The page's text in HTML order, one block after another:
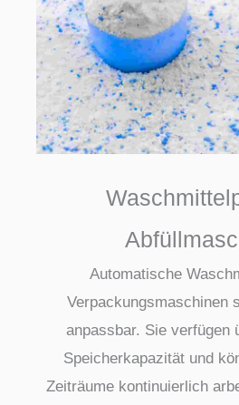
Automatische
Verpackungsmaschinen
anpassbar. Sie verfügen
Speicherkapazität und
Zeiträume kontinuierlich